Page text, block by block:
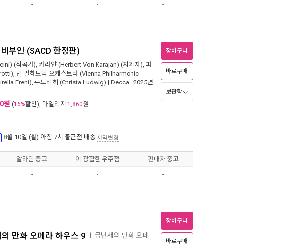
- - -
부인 (SACD 한정판)
(작곡가), 카라얀 (Herbert Von Karajan) (지휘자), 파
, 빈 필하모닉 오케스트라 (Vienna Philharmonic
Freni), 루드비히 (Christa Ludwig) | Decca | 2025년
원 (16%할인), 마일리지 1,860원
8월 10일 (월) 아침 7시 출근전 배송 지역변경
장바구니
바로구매
보관함
알라딘 중고 이 광활한 우주점 판매자 중고
- - -
만화 오페라 하우스 9 금난새의 만화 오페
장바구니
바로구매